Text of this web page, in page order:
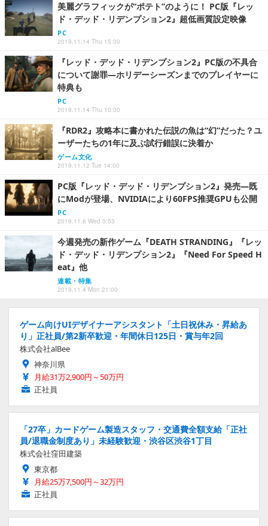
美麗グラフィックが“ポテト”のように！ PC版『レッ
ド・デッド・リデンプション2』超低画質設定映像
PC
2019.11.14 Thu 15:00
『レッド・デッド・リデンプション2』PC版の不具合
について謝罪―ホリデーシーズンまでのプレイヤーに
特典も
PC
2019.11.14 Thu 10:00
『RDR2』攻略本に書かれた伝説の魚は“幻”だった？ユ
ーザーたちの1年に及ぶ試行錯誤に決着か
ゲーム文化
2019.11.12 Tue 14:00
PC版『レッド・デッド・リデンプション2』発売―既
にModが登場、NVIDIAにより60FPS推奨GPUも公開
PC
2019.11.6 Wed 0:53
今週発売の新作ゲーム『DEATH STRANDING』『レッ
ド・デッド・リデンプション2』『Need For Speed H
eat』他
連載・特集
2019.11.4 Mon 21:00
ゲーム向けUIデザイナーアシスタント「土日祝休み・昇給あ
り」正社員/第2新卒歓迎・年間休日125日・賞与年2回
株式会社alBee
神奈川県
月給31万2,900円～50万円
正社員
「27卒」カードゲーム製造スタッフ・交通費全額支給「正社
員/退職金制度あり」未経験歓迎・渋谷区渋谷1丁目
株式会社窪田建築
東京都
月給25万7,500円～32万円
正社員